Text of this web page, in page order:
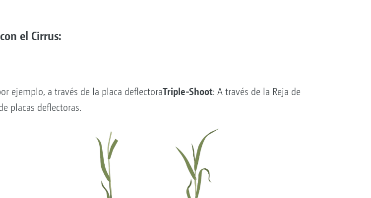
el Cirrus:
ejemplo, a través de la placa deflectoraTriple-Shoot: A través de la Reja de
placas deflectoras.